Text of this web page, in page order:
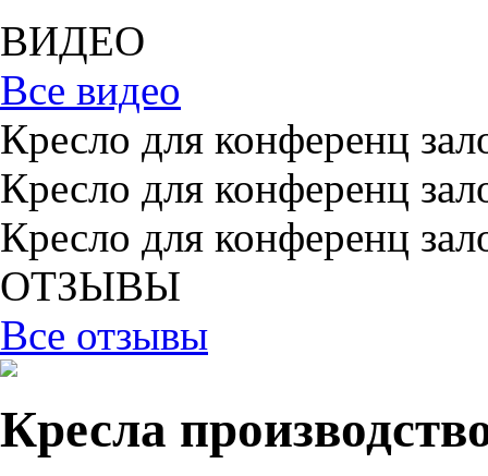
ВИДЕО
Все видео
Кресло для конференц
Кресло для конференц
Кресло для конференц
ОТЗЫВЫ
Все отзывы
Кресла